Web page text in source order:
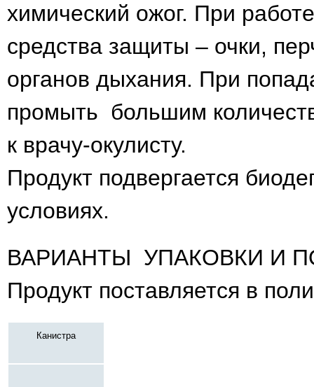
химический ожог. При
средства защиты – очки,
органов дыхания. При
промыть большим
к врачу-окулисту.
Продукт подвергается
условиях.
ВАРИАНТЫ УПАКОВКИ И
Продукт поставляется в
Канистра